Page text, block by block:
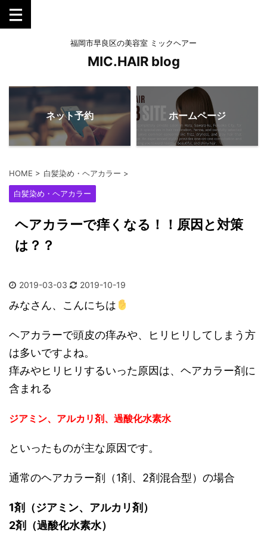
福岡市早良区の美容室 ミックヘアー
MIC.HAIR blog
ネット予約 ホームページ
HOME > 白髪染め・ヘアカラー >
白髪染め・ヘアカラー
ヘアカラーで痒くなる！！原因と対策
は？？
2019-03-03 2019-10-19
みなさん、こんにちは
ヘアカラーで頭皮の痒みや、ヒリヒリしてしまう方
は多いですよね。
痒みやヒリヒリするいった原因は、ヘアカラー剤に
含まれる
ジアミン、アルカリ剤、過酸化水素水
といったものが主な原因です。
通常のヘアカラー剤（1剤、2剤混合型）の場合
1剤（ジアミン、アルカリ剤）
2剤（過酸化水素水）